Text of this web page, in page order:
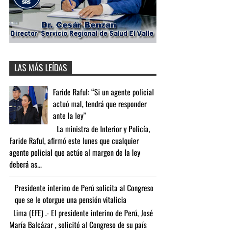
LAS MÁS LEÍDAS
Faride Raful: “Si un agente policial
actuó mal, tendrá que responder
ante la ley”
La ministra de Interior y Policía,
Faride Raful, afirmó este lunes que cualquier
agente policial que actúe al margen de la ley
deberá as...
Presidente interino de Perú solicita al Congreso
que se le otorgue una pensión vitalicia
Lima (EFE) .- El presidente interino de Perú, José
María Balcázar , solicitó al Congreso de su país